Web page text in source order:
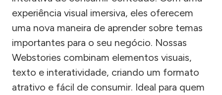
experiência visual imersiva, eles oferecem
uma nova maneira de aprender sobre temas
importantes para o seu negócio. Nossas
Webstories combinam elementos visuais,
texto e interatividade, criando um formato
atrativo e fácil de consumir. Ideal para quem